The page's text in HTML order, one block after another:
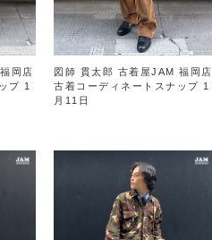
岡店
プ 1
図師 貫太郎 古着屋JAM 福岡店
古着コーディネートスナップ 1
月11日